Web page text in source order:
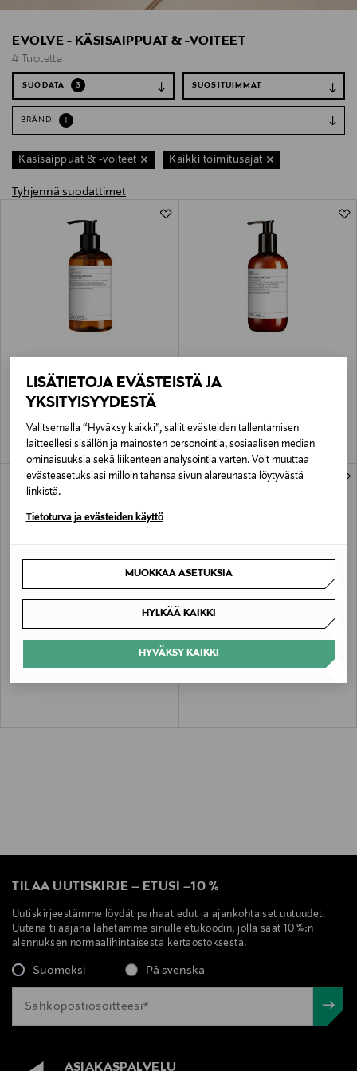
LISÄTIETOJA EVÄSTEISTÄ JA
YKSITYISYYDESTÄ
Valitsemalla “Hyväksy kaikki”, sallit evästeiden tallentamisen
laitteellesi sisällön ja mainosten personointia, sosiaalisen median
ominaisuuksia sekä liikenteen analysointia varten. Voit muuttaa
evästeasetuksiasi milloin tahansa sivun alareunasta löytyvästä
linkistä.
Tietoturva ja evästeiden käyttö
MUOKKAA ASETUKSIA
HYLKÄÄ KAIKKI
HYVÄKSY KAIKKI
EVOLVE - KÄSISAIPPUAT & -VOITEET
4 Tuotetta
SUODATA 3
BRÄNDI 1
Käsisaippuat & -voiteet Kaikki toimitusajat
Tyhjennä suodattimet
African Orange Aromatic Wash -
Original Price
21,00 €
African Orange Aromatic Lotion -käsi-
EVOLVE
EVOLVE
vartalovoide
TILAA UUTISKIRJE – ETUSI –10 %
Uutiskirjeestämme löydät parhaat edut ja ajankohtaiset uutuudet.
Uutena tilaajana lähetämme sinulle etukoodin, jolla saat 10 %:n
alennuksen normaalihintaisesta kertaostoksesta.
Suomeksi På svenska
ASIAKASPALVELU